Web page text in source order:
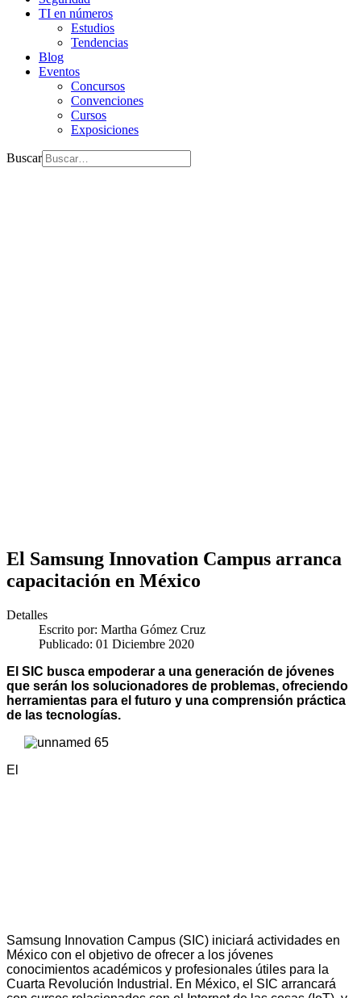
TI en números
Estudios
Tendencias
Blog
Eventos
Concursos
Convenciones
Cursos
Exposiciones
Buscar
El Samsung Innovation Campus arranca
capacitación en México
Detalles
Escrito por: Martha Gómez Cruz
Publicado: 01 Diciembre 2020
El SIC busca empoderar a una generación de jóvenes
que serán los solucionadores de problemas, ofreciendo
herramientas para el futuro y una comprensión práctica
de las tecnologías.
El
Samsung Innovation Campus (SIC) iniciará actividades en
México con el objetivo de ofrecer a los jóvenes
conocimientos académicos y profesionales útiles para la
Cuarta Revolución Industrial. En México, el SIC arrancará